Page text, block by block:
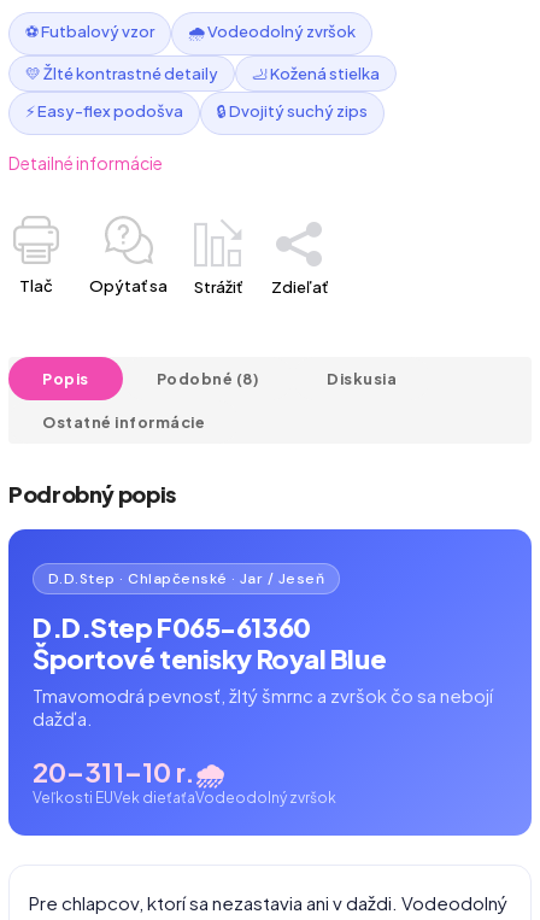
⚽ Futbalový vzor 🌧️ Vodeodolný zvršok
💛 Žlté kontrastné detaily
🦶 Kožená stielka
⚡ Easy-flex podošva
🔒 Dvojitý suchý zips
Detailné informácie
Tlač Opýtať sa Strážiť Zdieľať
Popis Podobné (8) Diskusia
Ostatné informácie
Podrobný popis
D.D.Step · Chlapčenské · Jar / Jeseň
D.D.Step F065-61360
Športové tenisky Royal Blue
Tmavomodrá pevnosť, žltý šmrnc a zvršok čo sa nebojí
dažďa.
20–31
Veľkosti EU
1–10 r.
Vek dieťaťa
🌧️
Vodeodolný zvršok
Pre chlapcov, ktorí sa nezastavia ani v daždi. Vodeodolný